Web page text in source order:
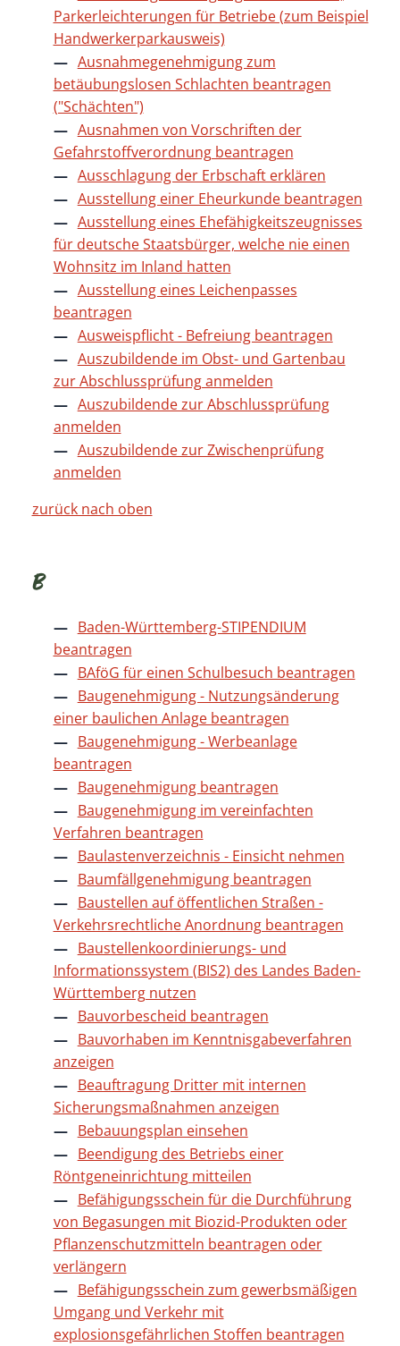
Parkerleichterungen für Betriebe (zum Beispiel
Handwerkerparkausweis)
Ausnahmegenehmigung zum
betäubungslosen Schlachten beantragen
("Schächten")
Ausnahmen von Vorschriften der
Gefahrstoffverordnung beantragen
Ausschlagung der Erbschaft erklären
Ausstellung einer Eheurkunde beantragen
Ausstellung eines Ehefähigkeitszeugnisses
für deutsche Staatsbürger, welche nie einen
Wohnsitz im Inland hatten
Ausstellung eines Leichenpasses
beantragen
Ausweispflicht - Befreiung beantragen
Auszubildende im Obst- und Gartenbau
zur Abschlussprüfung anmelden
Auszubildende zur Abschlussprüfung
anmelden
Auszubildende zur Zwischenprüfung
anmelden
zurück nach oben
B
Baden-Württemberg-STIPENDIUM
beantragen
BAföG für einen Schulbesuch beantragen
Baugenehmigung - Nutzungsänderung
einer baulichen Anlage beantragen
Baugenehmigung - Werbeanlage
beantragen
Baugenehmigung beantragen
Baugenehmigung im vereinfachten
Verfahren beantragen
Baulastenverzeichnis - Einsicht nehmen
Baumfällgenehmigung beantragen
Baustellen auf öffentlichen Straßen -
Verkehrsrechtliche Anordnung beantragen
Baustellenkoordinierungs- und
Informationssystem (BIS2) des Landes Baden-
Württemberg nutzen
Bauvorbescheid beantragen
Bauvorhaben im Kenntnisgabeverfahren
anzeigen
Beauftragung Dritter mit internen
Sicherungsmaßnahmen anzeigen
Bebauungsplan einsehen
Beendigung des Betriebs einer
Röntgeneinrichtung mitteilen
Befähigungsschein für die Durchführung
von Begasungen mit Biozid-Produkten oder
Pflanzenschutzmitteln beantragen oder
verlängern
Befähigungsschein zum gewerbsmäßigen
Umgang und Verkehr mit
explosionsgefährlichen Stoffen beantragen